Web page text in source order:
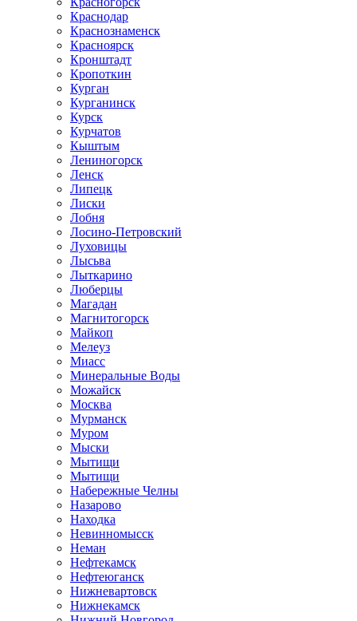
Краснодар
Краснознаменск
Красноярск
Кронштадт
Кропоткин
Курган
Курганинск
Курск
Курчатов
Кыштым
Лениногорск
Ленск
Липецк
Лиски
Лобня
Лосино-Петровский
Луховицы
Лысьва
Лыткарино
Люберцы
Магадан
Магнитогорск
Майкоп
Мелеуз
Миасс
Минеральные Воды
Можайск
Москва
Мурманск
Муром
Мыски
Мытищи
Мытищи
Набережные Челны
Назарово
Находка
Невинномысск
Неман
Нефтекамск
Нефтеюганск
Нижневартовск
Нижнекамск